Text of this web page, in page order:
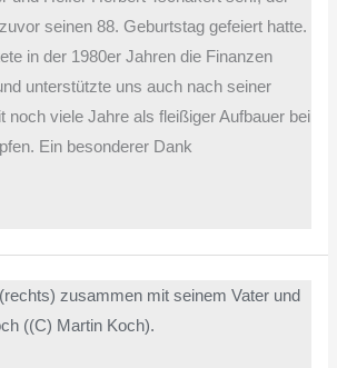
seinen 88. Geburtstag gefeiert hatte.
in der 1980er Jahren die Finanzen
unterstützte uns auch nach seiner
noch viele Jahre als fleißiger Aufbauer bei
Ein besonderer Dank